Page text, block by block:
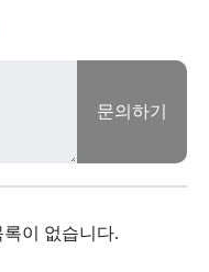
문의하기
이 없습니다.